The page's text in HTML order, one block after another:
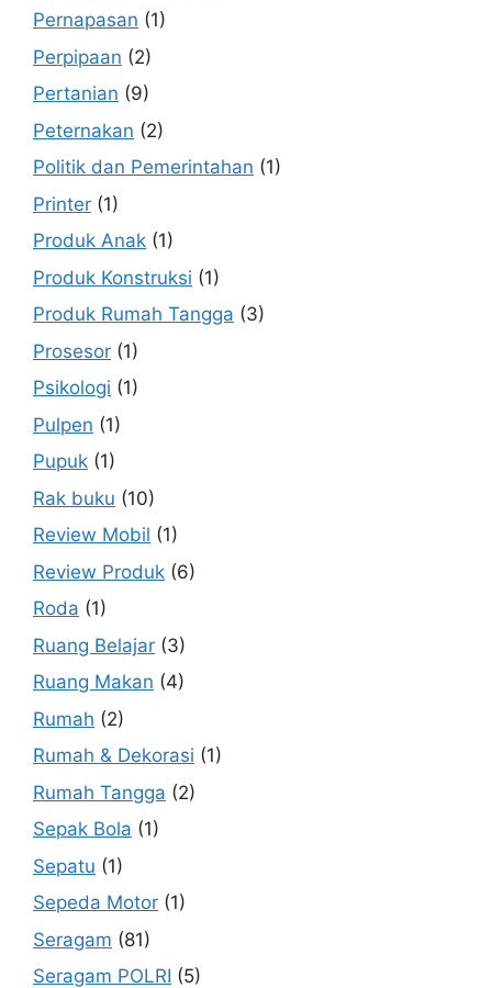
Pernapasan (1)
Perpipaan (2)
Pertanian (9)
Peternakan (2)
Politik dan Pemerintahan (1)
Printer (1)
Produk Anak (1)
Produk Konstruksi (1)
Produk Rumah Tangga (3)
Prosesor (1)
Psikologi (1)
Pulpen (1)
Pupuk (1)
Rak buku (10)
Review Mobil (1)
Review Produk (6)
Roda (1)
Ruang Belajar (3)
Ruang Makan (4)
Rumah (2)
Rumah & Dekorasi (1)
Rumah Tangga (2)
Sepak Bola (1)
Sepatu (1)
Sepeda Motor (1)
Seragam (81)
Seragam POLRI (5)